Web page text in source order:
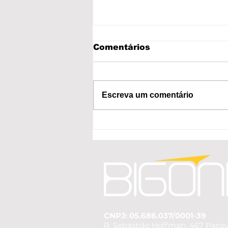
Atrair Mais Clientes
Comentários
Escreva um comentário
CNPJ: 05.686.037/0001-39
R. Sebastião Hoffman, 467